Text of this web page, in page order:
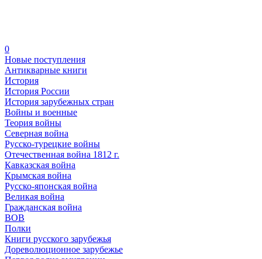
0
Новые поступления
Антикварные книги
История
История России
История зарубежных стран
Войны и военные
Теория войны
Северная война
Русско-турецкие войны
Отечественная война 1812 г.
Кавказская война
Крымская война
Русско-японская война
Великая война
Гражданская война
ВОВ
Полки
Книги русского зарубежья
Дореволюционное зарубежье